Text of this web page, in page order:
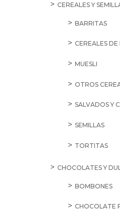
CEREALES Y
BARRITAS
CEREALES DE
MUESLI
OTROS
SALVADOS Y
SEMILLAS
TORTITAS
CHOCOLATES Y
BOMBONES
CHOCOLATE